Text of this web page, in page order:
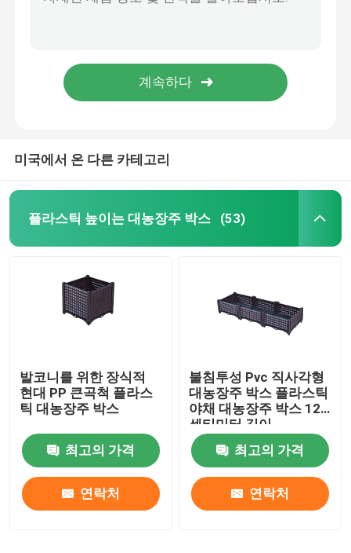
다리 위의 플라스틱 높이는 경작자들
대농장주 박스 부속물
씨 청년 트레이
플라스틱 저장 손수레
플라스틱 접는 바구니
라운드 플라스틱 화분
미국에서 온 다른 카테고리
플라스틱 높이는 대농장주 박스 (53)
발코니를 위한 장식적
현대 PP 큰곡척 플라스
틱 대농장주 박스
최고의 가격
연락처
불침투성 Pvc 직사각형
대농장주 박스 플라스틱
야채 대농장주 박스 120
센티미터 길이
최고의 가격
연락처